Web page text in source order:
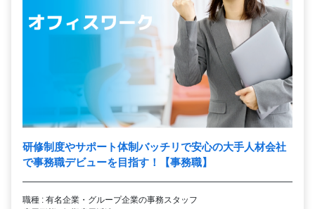
研修制度やサポート体制バッチリで安心の大手人材会社
で事務職デビューを目指す！【事務職】
職種 : 有名企業・グループ企業の事務スタッフ